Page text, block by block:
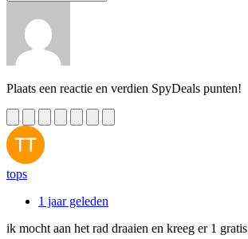
Plaats een reactie en verdien SpyDeals punten!
tops
1 jaar geleden
ik mocht aan het rad draaien en kreeg er 1 gratis